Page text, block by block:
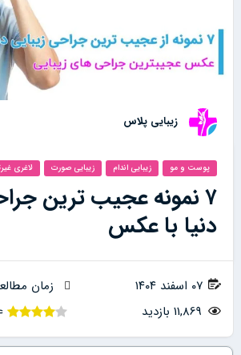
زیبایی پلاس
پوست و مو زیبایی اندام زیبایی صورت لاغری
۷ نمونه عجیب ترین
دنیا با عکس
۰۷ اسفند ۱۴۰۴
زمان مطالعه: 5
11,869 بازدید